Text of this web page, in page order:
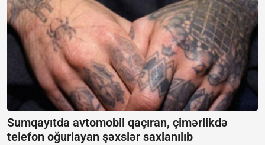
Sumqayıtda avtomobil qaçıran, çimərlikdə
telefon oğurlayan şəxslər saxlanılıb